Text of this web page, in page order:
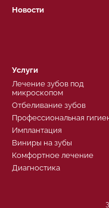
Новости
Услуги
Лечение зубов под
микроскопом
Отбеливание зубов
Профессиональная
Имплантация
Виниры на зубы
Комфортное лечение
Диагностика